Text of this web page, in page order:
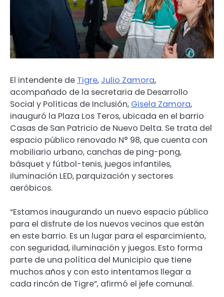
El intendente de Tigre, Julio Zamora,
acompañado de la secretaria de Desarrollo
Social y Políticas de Inclusión, Gisela Zamora,
inauguró la Plaza Los Teros, ubicada en el barrio
Casas de San Patricio de Nuevo Delta. Se trata del
espacio público renovado N° 98, que cuenta con
mobiliario urbano, canchas de ping-pong,
básquet y fútbol-tenis, juegos infantiles,
iluminación LED, parquización y sectores
aeróbicos.
“Estamos inaugurando un nuevo espacio público
para el disfrute de los nuevos vecinos que están
en este barrio. Es un lugar para el esparcimiento,
con seguridad, iluminación y juegos. Esto forma
parte de una política del Municipio que tiene
muchos años y con esto intentamos llegar a
cada rincón de Tigre”, afirmó el jefe comunal.